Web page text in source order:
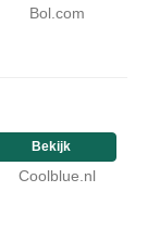
Bol.com
Bekijk
Coolblue.nl